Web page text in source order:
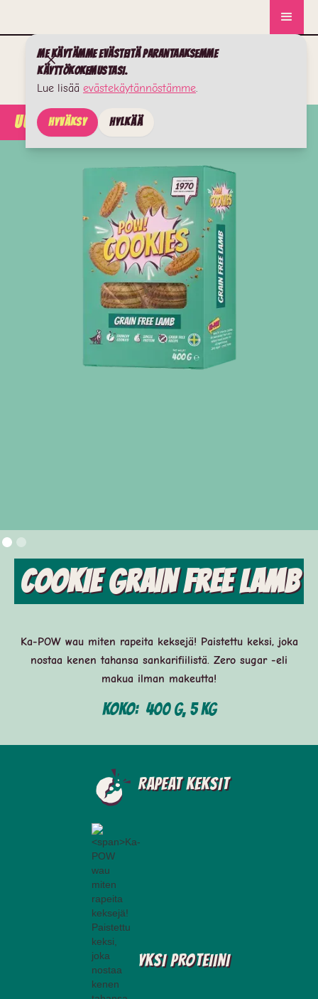
Me käytämme evästeitä parantaaksemme
käyttökokemustasi.
Lue lisää evästekäytännöstämme.
Hyväksy Hylkää
UUTISET
Cookie Grain free Lamb
Ka-POW wau miten rapeita keksejä! Paistettu keksi, joka
nostaa kenen tahansa sankarifiilistä. Zero sugar -eli
makua ilman makeutta!
Koko: 400 g, 5 kg
Rapeat keksit
Yksi proteiini